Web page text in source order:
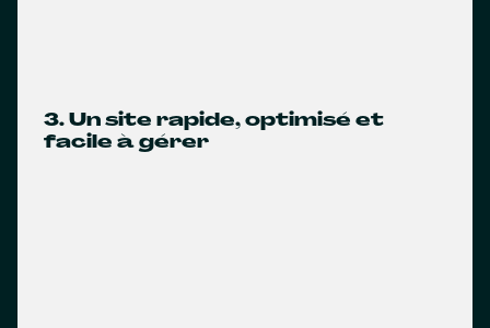
3. Un site rapide, optimisé et
facile à gérer